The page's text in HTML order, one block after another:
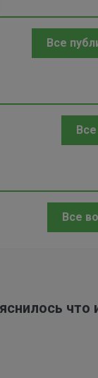
Все
Все
что